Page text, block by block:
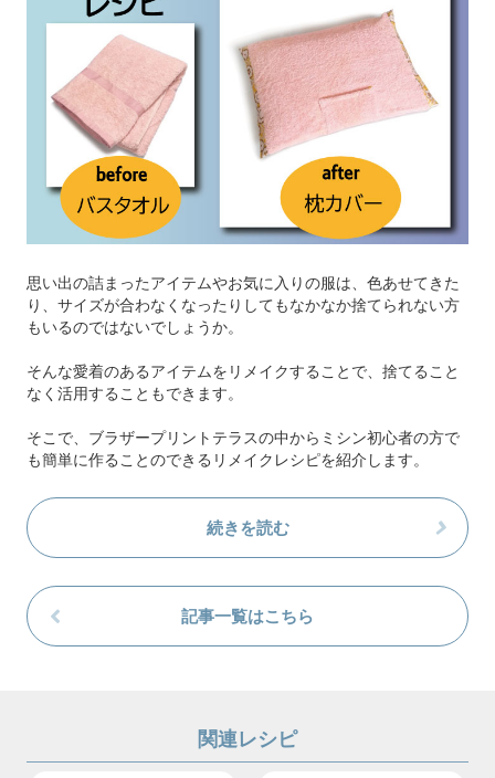
思い出の詰まったアイテムやお気に入りの服は、色あせてきた
り、サイズが合わなくなったりしてもなかなか捨てられない方
もいるのではないでしょうか。
そんな愛着のあるアイテムをリメイクすることで、捨てること
なく活用することもできます。
そこで、ブラザープリントテラスの中からミシン初心者の方で
も簡単に作ることのできるリメイクレシピを紹介します。
続きを読む
記事一覧はこちら
関連レシピ